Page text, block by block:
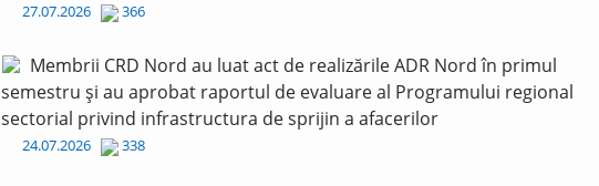
27.07.2026 366
Membrii CRD Nord au luat act de realizările ADR Nord în primul
semestru și au aprobat raportul de evaluare al Programului regional
sectorial privind infrastructura de sprijin a afacerilor
24.07.2026 338